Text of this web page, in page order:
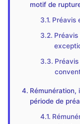
motif de
Préavis
Rémunération,
période de